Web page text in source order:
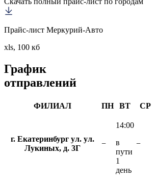
Прайс-лист Меркурий-Авто
xls, 100 кб
График
отправлений
ФИЛИАЛ ПН ВТ СР
г. Екатеринбург ул. ул.
Лукиных, д. 3Г
−
14:00
в
пути
1
день
−